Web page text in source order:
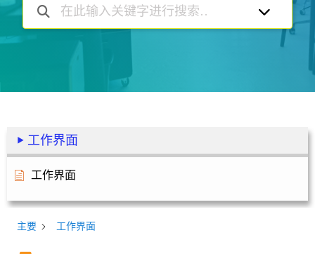
工作界面
工作界面
主要 工作界面